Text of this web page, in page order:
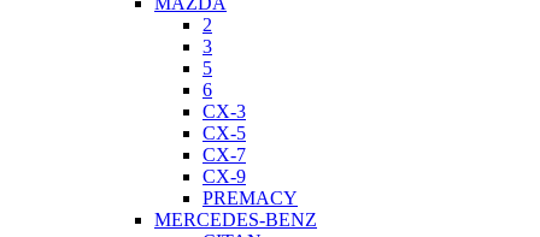
2
3
5
6
CX-3
CX-5
CX-7
CX-9
PREMACY
MERCEDES-BENZ